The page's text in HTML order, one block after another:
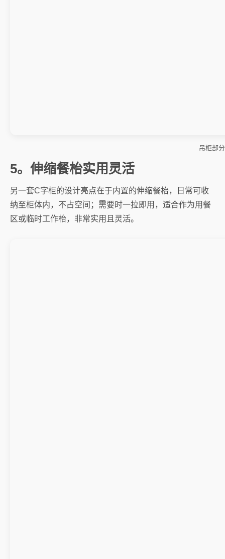
吊柜部
5。伸缩餐枱实用灵活
另一套C字柜的设计亮点在于内置的伸缩餐枱，日常可收
纳至柜体内，不占空间；需要时一拉即用，适合作为用餐
区或临时工作枱，非常实用且灵活。